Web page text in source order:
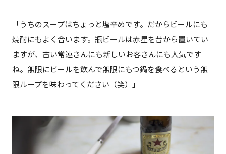
「うちのスープはちょっと塩辛めです。だからビールにも
焼酎にもよく合います。瓶ビールは赤星を昔から置いてい
ますが、古い常連さんにも新しいお客さんにも人気です
ね。無限にビールを飲んで無限にもつ鍋を食べるという無
限ループを味わってください（笑）」